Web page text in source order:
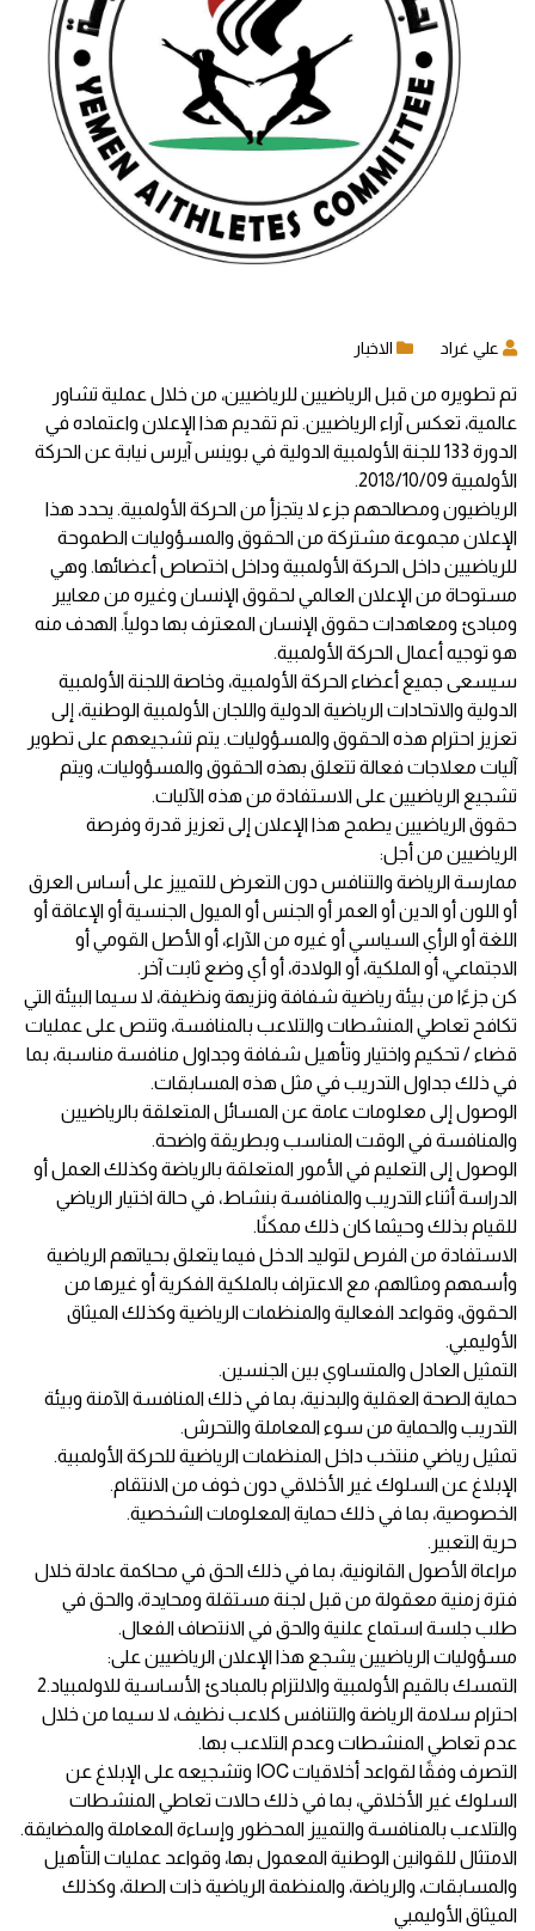
علي غراد الاخبار
تم تطويره من قبل الرياضيين للرياضيين، من خلال عملية تشاور
عالمية، تعكس آراء الرياضيين. تم تقديم هذا الإعلان واعتماده في
الدورة 133
للجنة الأولمبية الدولية في بوينس آيرس نيابة عن الحركة
الأولمبية 2018/10/09.
الرياضيون ومصالحهم جزء لا يتجزأ من الحركة الأولمبية. يحدد هذا
الإعلان مجموعة مشتركة من الحقوق والمسؤوليات الطموحة
للرياضيين داخل الحركة الأولمبية وداخل اختصاص أعضائها. وهي
مستوحاة من الإعلان العالمي لحقوق الإنسان وغيره من معايير
ومبادئ ومعاهدات حقوق الإنسان المعترف بها دولياً. الهدف منه
هو توجيه أعمال الحركة الأولمبية.
سيسعى جميع أعضاء الحركة الأولمبية، وخاصة اللجنة الأولمبية
الدولية والاتحادات الرياضية الدولية واللجان الأولمبية الوطنية، إلى
تعزيز احترام هذه الحقوق والمسؤوليات. يتم تشجيعهم على تطوير
آليات معلاجات فعالة تتعلق بهذه الحقوق والمسؤوليات، ويتم
تشجيع الرياضيين على الاستفادة من هذه الآليات.
حقوق الرياضيين يطمح هذا الإعلان إلى تعزيز قدرة وفرصة
الرياضيين من أجل:
ممارسة الرياضة والتنافس دون التعرض للتمييز على أساس العرق
أو اللون أو الدين أو العمر أو الجنس أو الميول الجنسية أو الإعاقة أو
اللغة أو الرأي السياسي أو غيره من الآراء، أو الأصل القومي أو
الاجتماعي، أو الملكية، أو الولادة، أو أي وضع ثابت آخر.
كن جزءًا من بيئة رياضية شفافة ونزيهة ونظيفة، لا سيما البيئة التي
تكافح تعاطي المنشطات والتلاعب بالمنافسة، وتنص على عمليات
قضاء / تحكيم واختيار وتأهيل شفافة وجداول منافسة مناسبة، بما
في ذلك جداول التدريب في مثل هذه المسابقات.
الوصول إلى معلومات عامة عن المسائل المتعلقة بالرياضيين
والمنافسة في الوقت المناسب وبطريقة واضحة.
الوصول إلى التعليم في الأمور المتعلقة بالرياضة وكذلك العمل أو
الدراسة أثناء التدريب والمنافسة بنشاط، في حالة اختيار الرياضي
للقيام بذلك وحيثما كان ذلك ممكنًا.
الاستفادة من الفرص لتوليد الدخل فيما يتعلق بحياتهم الرياضية
وأسمهم ومثالهم، مع الاعتراف بالملكية الفكرية أو غيرها من
الحقوق، وقواعد الفعالية والمنظمات الرياضية وكذلك الميثاق
الأوليمبي.
التمثيل العادل والمتساوي بين الجنسين.
حماية الصحة العقلية والبدنية، بما في ذلك المنافسة الآمنة وبيئة
التدريب والحماية من سوء المعاملة والتحرش.
تمثيل رياضي منتخب داخل المنظمات الرياضية للحركة الأولمبية.
الإبلاغ عن السلوك غير الأخلاقي دون خوف من الانتقام.
الخصوصية، بما في ذلك حماية المعلومات الشخصية.
حرية التعبير.
مراعاة الأصول القانونية، بما في ذلك الحق في محاكمة عادلة خلال
فترة زمنية معقولة من قبل لجنة مستقلة ومحايدة، والحق في
طلب جلسة استماع علنية والحق في الانتصاف الفعال.
مسؤوليات الرياضيين يشجع هذا الإعلان الرياضيين على:
التمسك بالقيم الأولمبية والالتزام بالمبادئ الأساسية للاولمبياد.2
احترام سلامة الرياضة والتنافس كلاعب نظيف، لا سيما من خلال
عدم تعاطي المنشطات وعدم التلاعب بها.
التصرف وفقًا لقواعد أخلاقيات IOC وتشجيعه على الإبلاغ عن
السلوك غير الأخلاقي، بما في ذلك حالات تعاطي المنشطات
والتلاعب بالمنافسة والتمييز المحظور وإساءة المعاملة والمضايقة.
الامتثال للقوانين الوطنية المعمول بها، وقواعد عمليات التأهيل
والمسابقات، والرياضة، والمنظمة الرياضية ذات الصلة، وكذلك
الميثاق الأوليمبي